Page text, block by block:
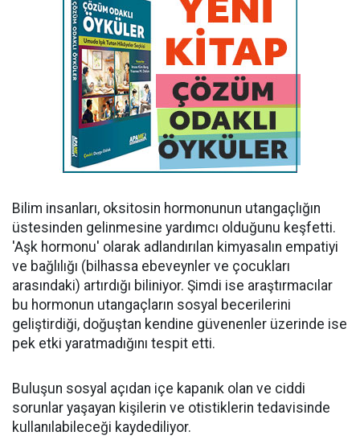
Bilim insanları, oksitosin hormonunun utangaçlığın
üstesinden gelinmesine yardımcı olduğunu keşfetti.
'Aşk hormonu' olarak adlandırılan kimyasalın empatiyi
ve bağlılığı (bilhassa ebeveynler ve çocukları
arasındaki) artırdığı biliniyor. Şimdi ise araştırmacılar
bu hormonun utangaçların sosyal becerilerini
geliştirdiği, doğuştan kendine güvenenler üzerinde ise
pek etki yaratmadığını tespit etti.
Buluşun sosyal açıdan içe kapanık olan ve ciddi
sorunlar yaşayan kişilerin ve otistiklerin tedavisinde
kullanılabileceği kaydediliyor.